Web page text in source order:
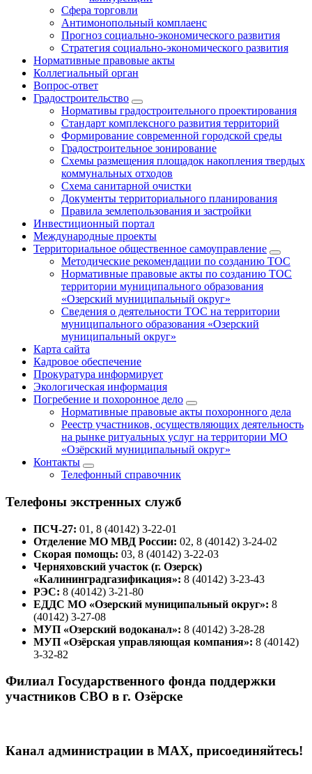
Сфера торговли
Антимонопольный комплаенс
Прогноз социально-экономического развития
Стратегия социально-экономического развития
Нормативные правовые акты
Коллегиальный орган
Вопрос-ответ
Градостроительство
Нормативы градостроительного проектирования
Стандарт комплексного развития территорий
Формирование современной городской среды
Градостроительное зонирование
Схемы размещения площадок накопления твердых
коммунальных отходов
Схема санитарной очистки
Документы территориального планирования
Правила землепользования и застройки
Инвестиционный портал
Международные проекты
Территориальное общественное самоуправление
Методические рекомендации по созданию ТОС
Нормативные правовые акты по созданию ТОС
территории муниципального образования
«Озерский муниципальный округ»
Сведения о деятельности ТОС на территории
муниципального образования «Озерский
муниципальный округ»
Карта сайта
Кадровое обеспечение
Прокуратура информирует
Экологическая информация
Погребение и похоронное дело
Нормативные правовые акты похоронного дела
Реестр участников, осуществляющих деятельность
на рынке ритуальных услуг на территории МО
«Озёрский муниципальный округ»
Контакты
Телефонный справочник
Телефоны экстренных служб
ПСЧ-27: 01, 8 (40142) 3-22-01
Отделение МО МВД России: 02, 8 (40142) 3-24-02
Скорая помощь: 03, 8 (40142) 3-22-03
Черняховский участок (г. Озерск)
«Калининградгазификация»: 8 (40142) 3-23-43
РЭС: 8 (40142) 3-21-80
ЕДДС МО «Озерский муниципальный округ»: 8
(40142) 3-27-08
МУП «Озерский водоканал»: 8 (40142) 3-28-28
МУП «Озёрская управляющая компания»: 8 (40142)
3-32-82
Филиал Государственного фонда поддержки
участников СВО в г. Озёрске
Канал администрации в МАХ, присоединяйтесь!